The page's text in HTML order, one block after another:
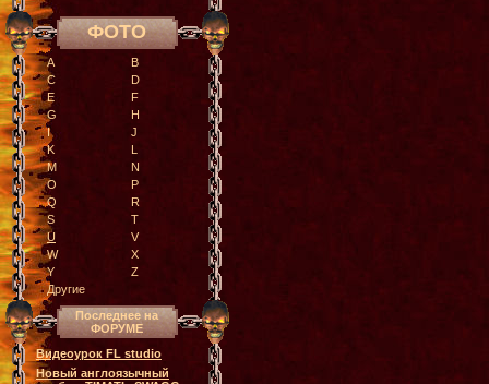
ФОТО
A
B
C
D
E
F
G
H
I
J
K
L
M
N
O
P
Q
R
S
T
U
V
W
X
Y
Z
Другие
Последнее на
ФОРУМЕ
Видеоурок FL studio
Новый англоязычный